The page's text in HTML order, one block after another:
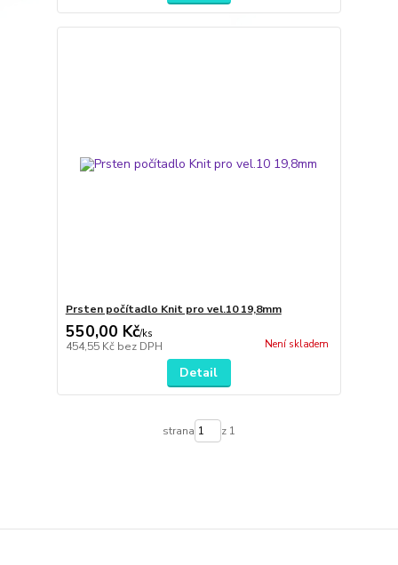
Prsten počítadlo Knit pro vel.10 19,8mm
550,00 Kč/ks
454,55 Kč bez DPH Není skladem
Detail
strana z 1